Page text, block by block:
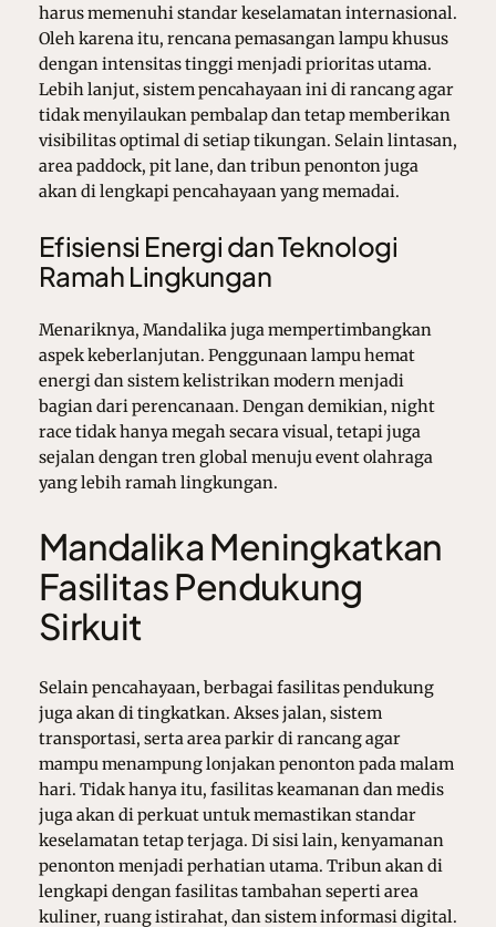
harus memenuhi standar keselamatan internasional.
Oleh karena itu, rencana pemasangan lampu khusus
dengan intensitas tinggi menjadi prioritas utama.
Lebih lanjut, sistem pencahayaan ini di rancang agar
tidak menyilaukan pembalap dan tetap memberikan
visibilitas optimal di setiap tikungan. Selain lintasan,
area paddock, pit lane, dan tribun penonton juga
akan di lengkapi pencahayaan yang memadai.
Efisiensi Energi dan Teknologi
Ramah Lingkungan
Menariknya, Mandalika juga mempertimbangkan
aspek keberlanjutan. Penggunaan lampu hemat
energi dan sistem kelistrikan modern menjadi
bagian dari perencanaan. Dengan demikian, night
race tidak hanya megah secara visual, tetapi juga
sejalan dengan tren global menuju event olahraga
yang lebih ramah lingkungan.
Mandalika Meningkatkan
Fasilitas Pendukung
Sirkuit
Selain pencahayaan, berbagai fasilitas pendukung
juga akan di tingkatkan. Akses jalan, sistem
transportasi, serta area parkir di rancang agar
mampu menampung lonjakan penonton pada malam
hari. Tidak hanya itu, fasilitas keamanan dan medis
juga akan di perkuat untuk memastikan standar
keselamatan tetap terjaga. Di sisi lain, kenyamanan
penonton menjadi perhatian utama. Tribun akan di
lengkapi dengan fasilitas tambahan seperti area
kuliner, ruang istirahat, dan sistem informasi digital.